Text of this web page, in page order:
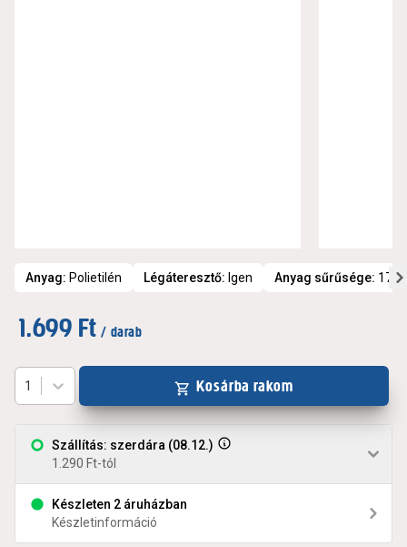
Anyag: Polietilén Légáteresztő: Igen Anyag sűrűsége: 17
1.699 Ft / darab
Szállítás: szerdára (08.12.)
1.290 Ft-tól
Készleten 2 áruházban
Készletinformáció
1 Kosárba rakom